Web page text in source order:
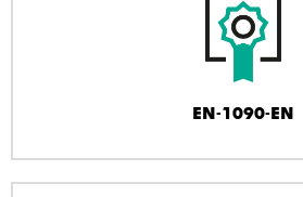
EN-1090-EN